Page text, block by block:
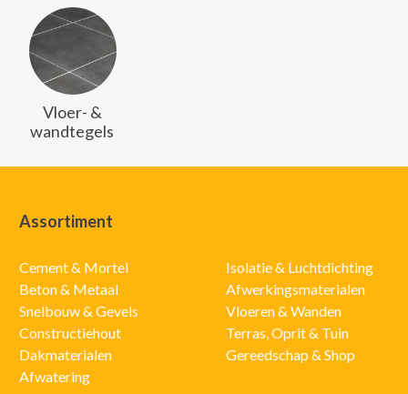
Vloer- &
wandtegels
Assortiment
Cement & Mortel
Beton & Metaal
Snelbouw & Gevels
Constructiehout
Dakmaterialen
Afwatering
Isolatie & Luchtdichting
Afwerkingsmaterialen
Vloeren & Wanden
Terras, Oprit & Tuin
Gereedschap & Shop